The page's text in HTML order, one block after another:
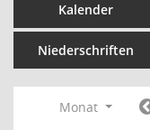
Kalender
Niederschriften
Monat